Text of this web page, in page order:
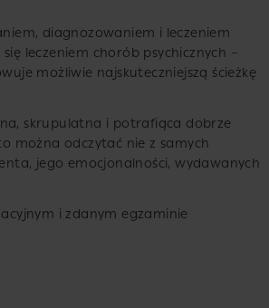
diagnozowaniem i leczeniem
leczeniem chorób psychicznych –
możliwie najskuteczniejszą ścieżkę
skrupulatna i potrafiąca dobrze
można odczytać nie z samych
jego emocjonalności, wydawanych
i zdanym egzaminie